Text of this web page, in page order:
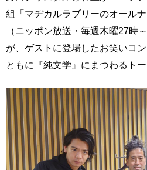
組「マヂカルラブリーのオール
（ニッポン放送・毎週木曜27時
が、ゲストに登場したお笑いコ
ともに『純文学』にまつわるトー